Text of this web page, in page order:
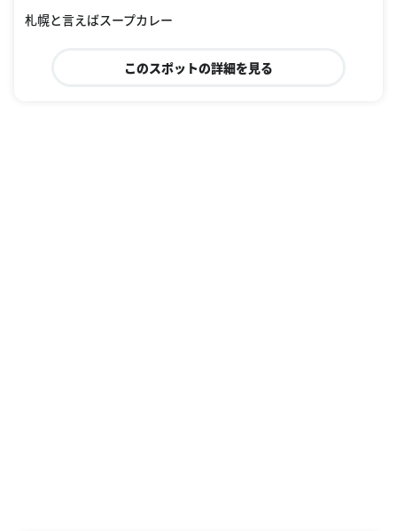
札幌と言えばスープカレー
このスポットの詳細を見る